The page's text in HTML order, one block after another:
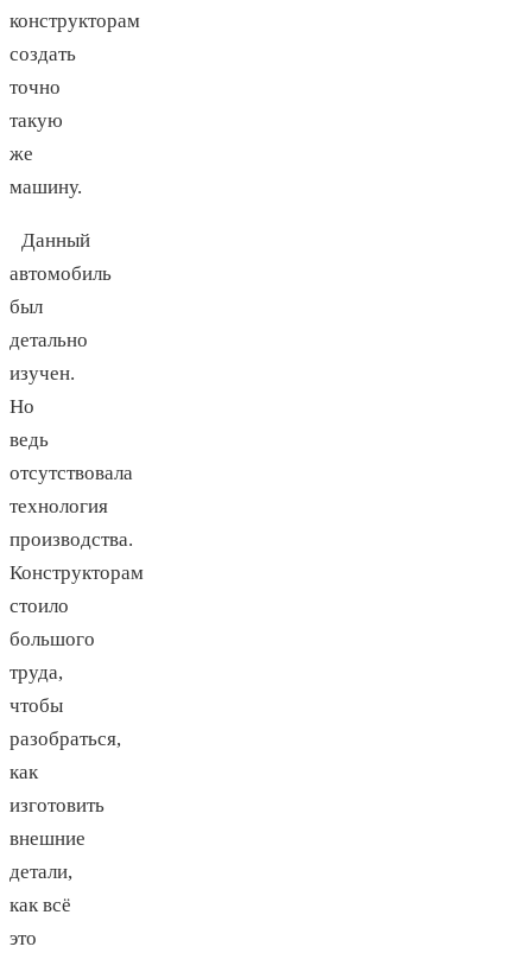
конструкторам
создать
точно
такую
же
машину.
Данный
автомобиль
был
детально
изучен.
Но
ведь
отсутствовала
технология
производства.
Конструкторам
стоило
большого
труда,
чтобы
разобраться,
как
изготовить
внешние
детали,
как всё
это